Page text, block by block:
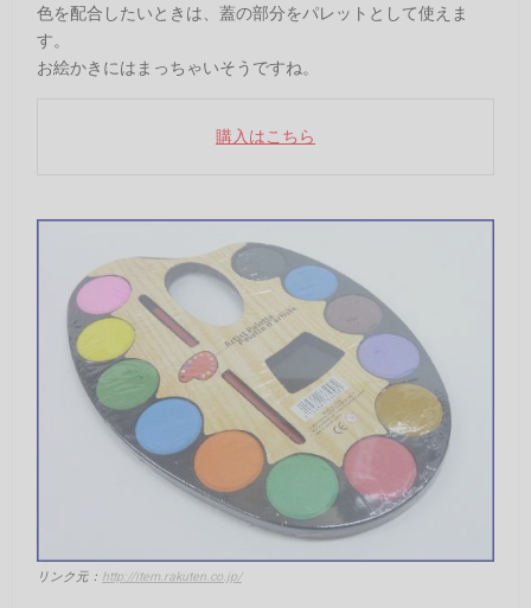
色を配合したいときは、蓋の部分をパレットとして使えま
す。
お絵かきにはまっちゃいそうですね。
購入はこちら
リンク元： http://item.rakuten.co.jp/